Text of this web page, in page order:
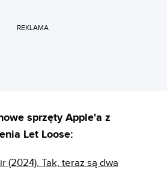
REKLAMA
sprzęty Apple'a z
Let Loose:
(2024). Tak, teraz są dwa